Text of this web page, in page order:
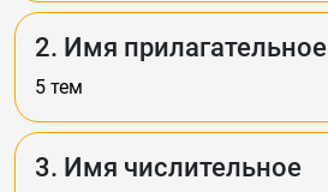
2. Имя прилагательное
5 тем
3. Имя числительное